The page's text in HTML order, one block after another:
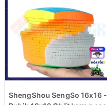
ShengShou SengSo 16x16 -